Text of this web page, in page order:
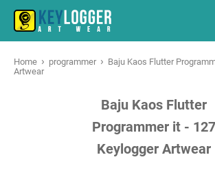
Home › programmer › Baju Kaos Flutter
Artwear
Baju Kaos Flutter
Programmer it - 127
Keylogger Artwear